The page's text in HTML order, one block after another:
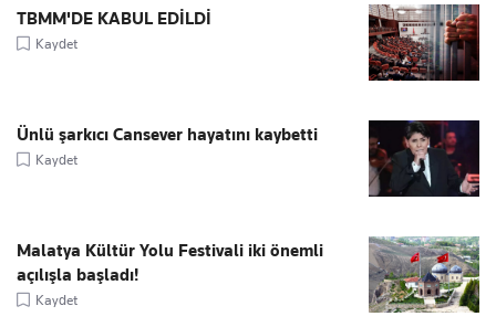
TBMM'DE KABUL EDİLDİ
Kaydet
Ünlü şarkıcı Cansever hayatını kaybetti
Kaydet
Malatya Kültür Yolu Festivali iki önemli
açılışla başladı!
Kaydet